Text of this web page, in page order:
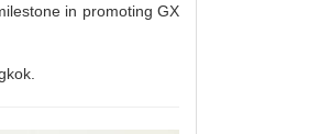
in promoting GX